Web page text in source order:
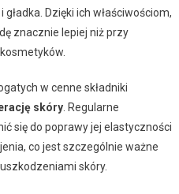
Dzięki ich właściwościom,
znacznie lepiej niż przy
w cenne składniki
skóry. Regularne
się do poprawy jej elastyczności
co jest szczególnie ważne
skóry.